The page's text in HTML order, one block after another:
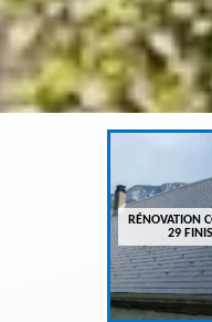
RÉNOVATION
29